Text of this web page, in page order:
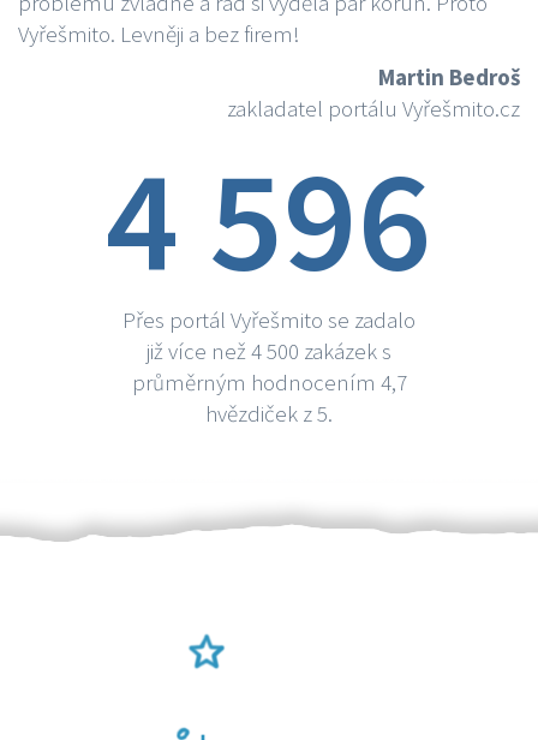
Vyřešmito. Levněji a bez firem!
Martin Bedroš
zakladatel portálu Vyřešmito.cz
4 596
Přes portál Vyřešmito se zadalo
již více než 4 500 zakázek s
průměrným hodnocením 4,7
hvězdiček z 5.